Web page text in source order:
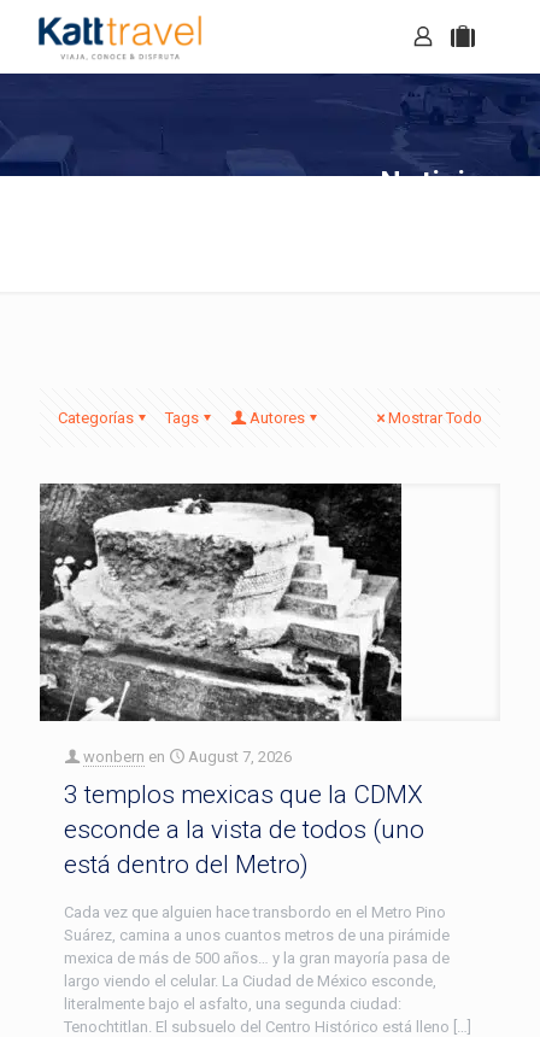
Noticias
Categorías Tags Autores Mostrar Todo
wonbern en August 7, 2026
3 templos mexicas que la CDMX
esconde a la vista de todos (uno
está dentro del Metro)
Cada vez que alguien hace transbordo en el Metro Pino
Suárez, camina a unos cuantos metros de una pirámide
mexica de más de 500 años… y la gran mayoría pasa de
largo viendo el celular. La Ciudad de México esconde,
literalmente bajo el asfalto, una segunda ciudad:
Tenochtitlan. El subsuelo del Centro Histórico está lleno […]